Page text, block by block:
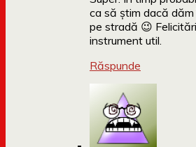
ca să știm dacă
pe stradă 😉
instrument util.
Răspunde